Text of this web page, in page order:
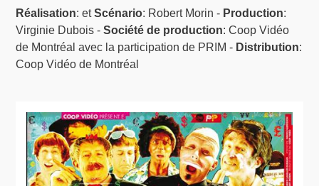
Réalisation: etScénario: Robert Morin - Production:
Virginie Dubois -Société de production: Coop Vidéo
de Montréal avec la participation de PRIM - Distribution:
Coop Vidéo de Montréal